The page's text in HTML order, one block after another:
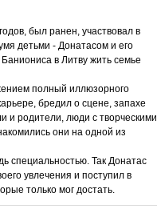
был ранен, участвовал в
детьми - Донатасом и его
в Литву жить семье
полный иллюзорного
бредил о сцене, запахе
и родители, люди с творческими
они на одной из
специальностью. Так Донатас
увлечения и поступил в
только мог достать.